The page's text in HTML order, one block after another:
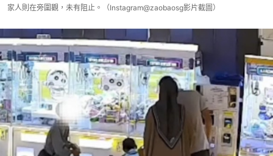
家人則在旁圍觀，未有阻止。（Instagram@zaobaosg影片截圖）